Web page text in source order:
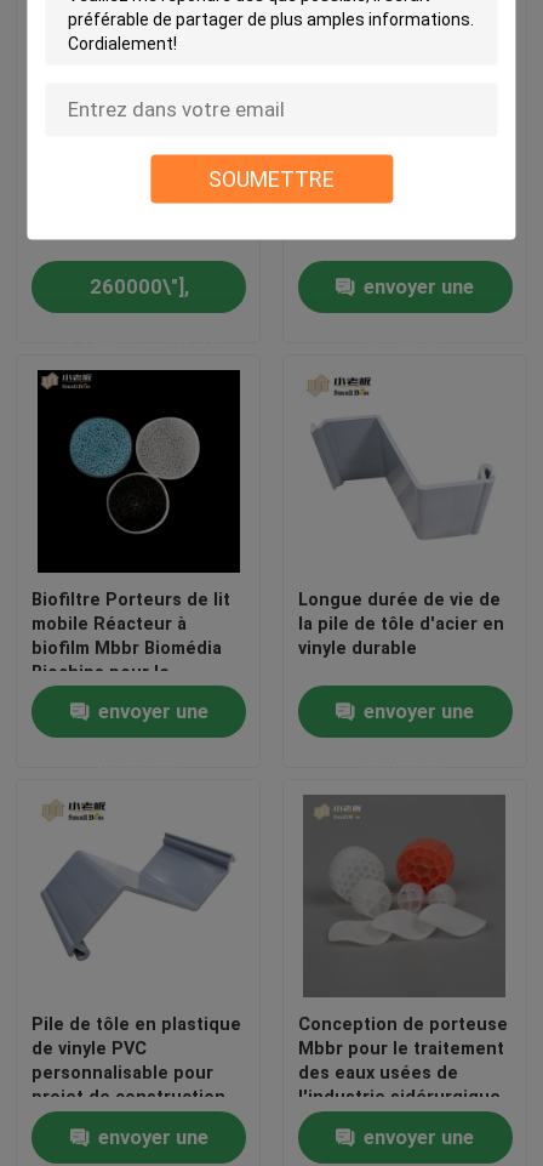
SOUMETTRE
Produits
Au sujet de nous
Les médias de filtrage
de cellules biologiques
260000\"],
mm\"]],\"picurl\":\"\\/photo\\/pd29894791-
hdpe_biocell_filter_media.jpg\",\"subject\":\"Quel
est votre meilleur prix
m\\u00e9dias de
filtrage de cellules
biologiques en
Fan\"}","","","","meilleur
prix");'> envoyer une
demande
Supports filtrants
flottants en plastique
envoyer une
Biofiltre Porteurs de lit
mobile Réacteur à
biofilm Mbbr Biomédia
Biochips pour le
traitement de l'eau
envoyer une
Longue durée de vie de
la pile de tôle d'acier en
vinyle durable
envoyer une
Pile de tôle en plastique
de vinyle PVC
personnalisable pour
projet de construction
envoyer une
Conception de porteuse
Mbbr pour le traitement
des eaux usées de
l'industrie sidérurgique
envoyer une